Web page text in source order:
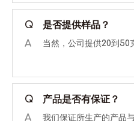
Q
是否提供样品？
A
当然，公司提供20到50
Q
产品是否有保证？
A
我们保证所生产的产品